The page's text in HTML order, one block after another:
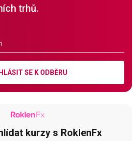
trhů.
SE K ODBĚRU
kurzy s RoklenFx